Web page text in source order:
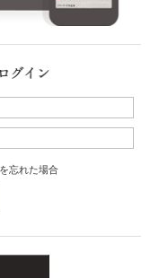
忘れた場合